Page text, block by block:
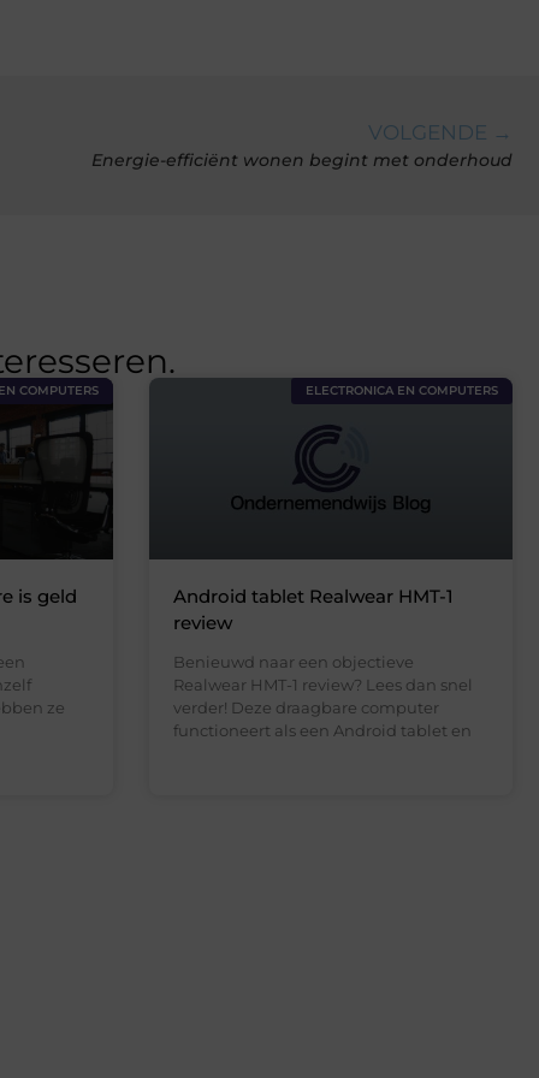
VOLGENDE →
Energie-efficiënt wonen begint met onderhoud
COMPUTERS
is geld
ze
ELECTRONICA EN COMPUTERS
Android tablet Realwear HMT-1
review
Benieuwd naar een objectieve
Realwear HMT-1 review? Lees dan snel
verder! Deze draagbare computer
functioneert als een Android tablet en